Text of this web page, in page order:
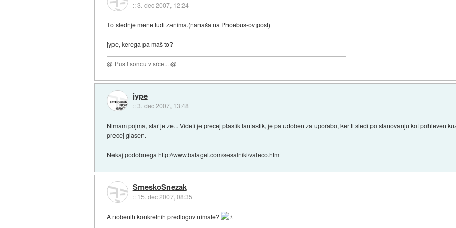
::3. dec 2007, 12:24
To slednje mene tudi zanima.(nanaša na Phoebus-ov post)
jype, kerega pa maš to?
@ Pusti soncu v srce... @
jype
::3. dec 2007, 13:48
Nimam pojma, star je že... Videti je precej plastik fantastik, je pa udoben za uporabo, ker ti sledi po stanovanju kot pohleven
precej glasen.
Nekaj podobnegahttp://www.batagel.com/sesalniki/valeco.htm
SmeskoSnezak
:: 15. dec 2007, 08:35
A nobenih konkretnih predlogov nimate?